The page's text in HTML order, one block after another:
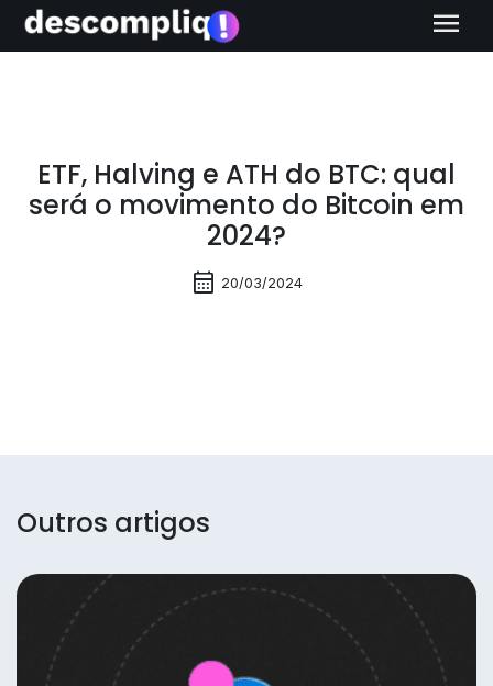
menu
ETF, Halving e ATH do BTC: qual
será o movimento do Bitcoin em
2024?
calendar_month 20/03/2024
Outros artigos